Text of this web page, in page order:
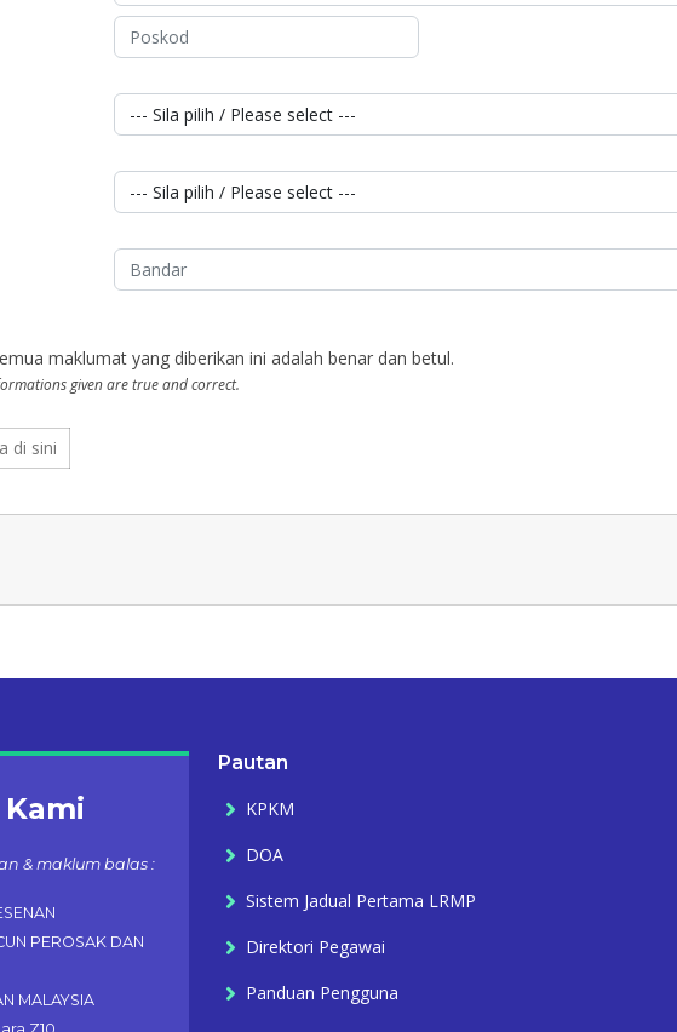
maklumat yang diberikan ini adalah benar dan betul.
given are true and correct.
& maklum balas :
PEROSAK DAN
MALAYSIA
Pautan
KPKM
DOA
Sistem Jadual Pertama LRMP
Direktori Pegawai
Panduan Pengguna